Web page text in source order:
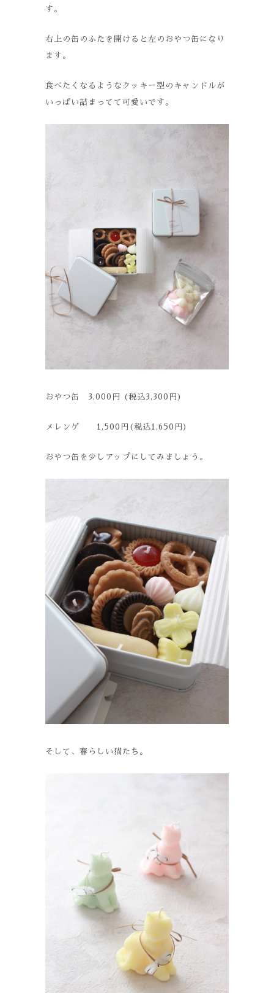
す。
右上の缶のふたを開けると左のおやつ缶になり
ます。
食べたくなるようなクッキー型のキャンドルが
いっぱい詰まってて可愛いです。
おやつ缶 3,000円 (税込3,300円)
メレンゲ 1,500円(税込1,650円)
おやつ缶を少しアップにしてみましょう。
そして、春らしい猫たち。